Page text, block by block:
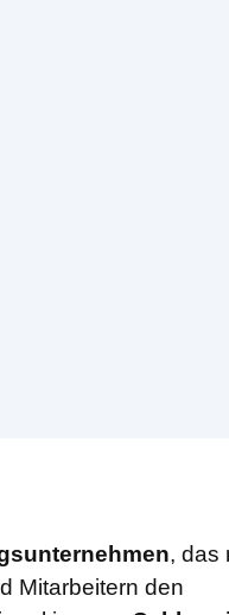
, das
Mitarbeitern den